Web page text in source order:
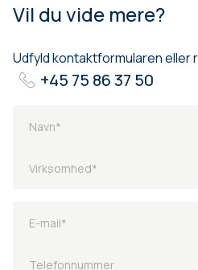
Vil du vide mere?
Udfyld kontaktformularen eller
+45 75 86 37 50